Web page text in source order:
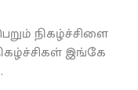
நிகழ்ச்சிளை
இங்கே